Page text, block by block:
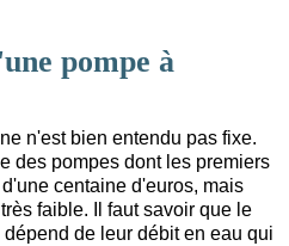
pompe à
n'est bien entendu pas fixe.
des pompes dont les premiers
centaine d'euros, mais
faible. Il faut savoir que le
de leur débit en eau qui